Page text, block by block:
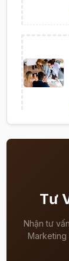
Tư
Nhận tư
Marketing